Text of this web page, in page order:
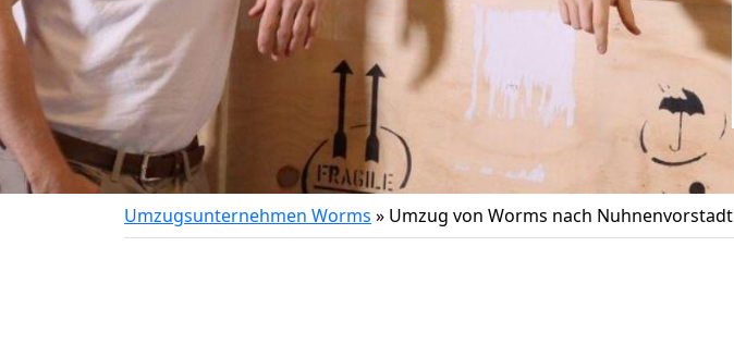
Umzugsunternehmen Worms » Umzug von Worms nach Nuhnenvorstadt